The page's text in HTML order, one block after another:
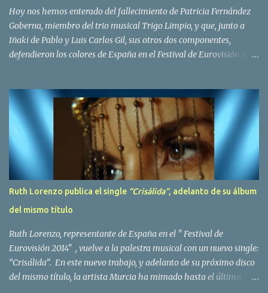
Hoy nos hemos enterado del fallecimiento de Patricia Fernández
Goberna, miembro del trio musical Trigo Limpio, y que, junto a
Iñaki de Pablo y Luis Carlos Gil, sus otros dos componentes,
defendieron los colores de España en el Festival de Eurovisión 1980
padeciendo desde hace tiempo. Patricia Fernández Goberna,
nacida en 1957, entró a formar parte de la formación musical
antes mencionada en el año 1979 sustituyendo a Amaya Saizar. Es
el año 1980 cuando son elegidos para representar a España en
Dublín donde, con su tema Quedate esta noche, obtienen el puesto
12 de 19 países. Tras esta participación graban en Estados Unidos
el disco Entrañablemente , abriendole las puertas del éxito en
America Latina, en especial en Mexico, en donde pasan largas
temporadas. En Trigo Limpio permanecerá hasta el año 1988,
Ruth Lorenzo publica el single “Crisálida“, adelanto de su álbum
del mismo título
Ruth Lorenzo, representante de España en el " Festival de
Eurovisión 2014" , vuelve a la palestra musical con un nuevo single:
“Crisálida”. En este nuevo trabajo, y adelanto de su próximo disco
del mismo título, la artista Murcia ha mimado hasta el último